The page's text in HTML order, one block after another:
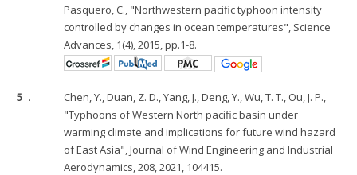
Pasquero, C., "Northwestern pacific typhoon intensity
controlled by changes in ocean temperatures", Science
Advances, 1(4), 2015, pp.1-8.
5 .
Chen, Y., Duan, Z. D., Yang, J., Deng, Y., Wu, T. T., Ou, J. P.,
"Typhoons of Western North pacific basin under
warming climate and implications for future wind hazard
of East Asia", Journal of Wind Engineering and Industrial
Aerodynamics, 208, 2021, 104415.